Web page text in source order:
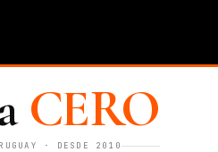
CERO
· DESDE 2010